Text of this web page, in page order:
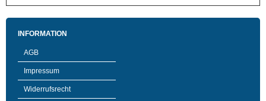
INFORMATION
AGB
Impressum
Widerrufsrecht